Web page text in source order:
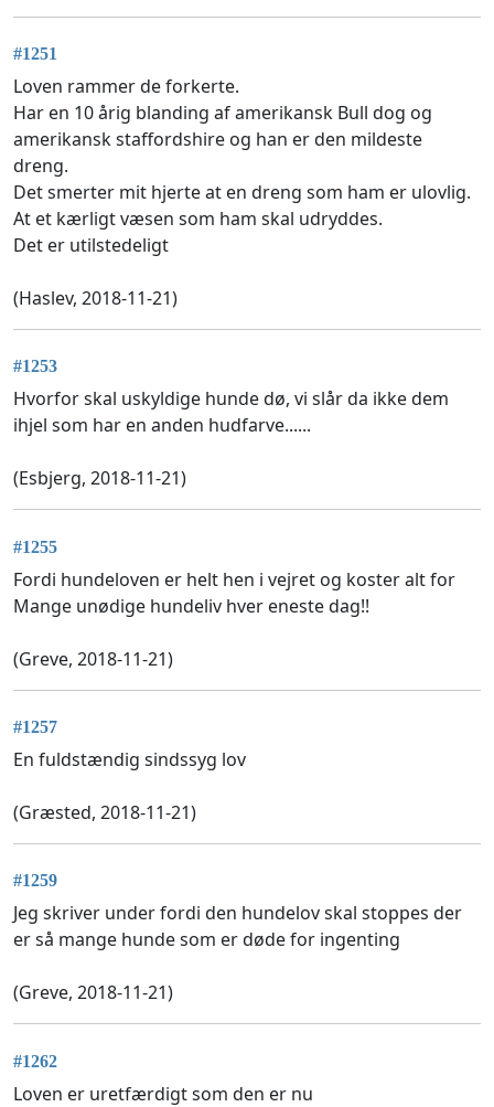
#1251
Loven rammer de forkerte.
Har en 10 årig blanding af amerikansk Bull dog og
amerikansk staffordshire og han er den mildeste
dreng.
Det smerter mit hjerte at en dreng som ham er ulovlig.
At et kærligt væsen som ham skal udryddes.
Det er utilstedeligt
(Haslev, 2018-11-21)
#1253
Hvorfor skal uskyldige hunde dø, vi slår da ikke dem
ihjel som har en anden hudfarve......
(Esbjerg, 2018-11-21)
#1255
Fordi hundeloven er helt hen i vejret og koster alt for
Mange unødige hundeliv hver eneste dag!!
(Greve, 2018-11-21)
#1257
En fuldstændig sindssyg lov
(Græsted, 2018-11-21)
#1259
Jeg skriver under fordi den hundelov skal stoppes der
er så mange hunde som er døde for ingenting
(Greve, 2018-11-21)
#1262
Loven er uretfærdigt som den er nu